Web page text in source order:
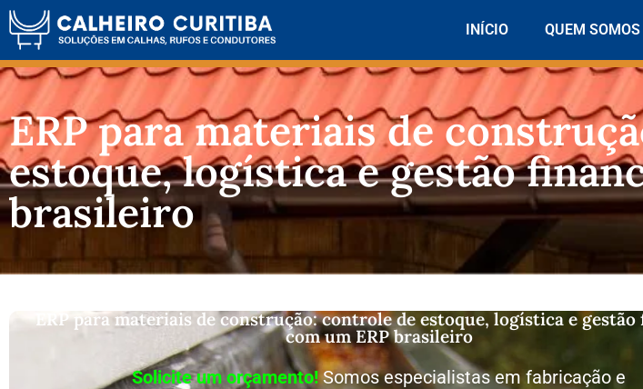
INÍCIO QUEM SOMOS
ERP para materiais de
estoque, logística e gestão
brasileiro
ERP para materiais de construção: controle de estoque, logística e
com um ERP brasileiro
Solicite um orçamento!Somos especialistas em fabricação e